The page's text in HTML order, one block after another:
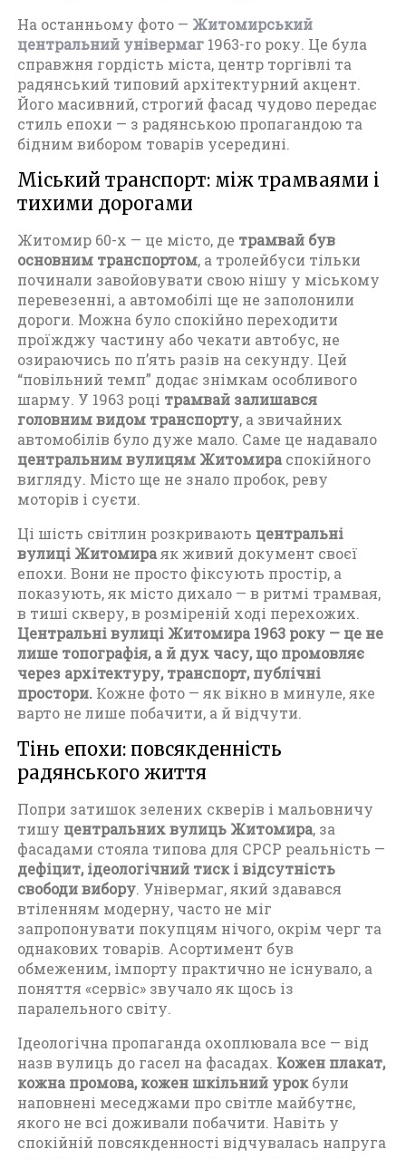
На останньому фото — Житомирський
центральний універмаг 1963-го року. Це була
справжня гордість міста, центр торгівлі та
радянський типовий архітектурний акцент.
Його масивний, строгий фасад чудово передає
стиль епохи — з радянською пропагандою та
бідним вибором товарів усередині.
Міський транспорт: між трамваями і
тихими дорогами
Житомир 60-х — це місто, де трамвай був
основним транспортом, а тролейбуси тільки
починали завойовувати свою нішу у міському
перевезенні, а автомобілі ще не заполонили
дороги. Можна було спокійно переходити
проїжджу частину або чекати автобус, не
озираючись по п’ять разів на секунду. Цей
“повільний темп” додає знімкам особливого
шарму. У 1963 році трамвай залишався
головним видом транспорту, а звичайних
автомобілів було дуже мало. Саме це надавало
центральним вулицям Житомира спокійного
вигляду. Місто ще не знало пробок, реву
моторів і суєти.
Ці шість світлин розкривають центральні
вулиці Житомираяк живий документ своєї
епохи. Вони не просто фіксують простір, а
показують, як місто дихало — в ритмі трамвая,
в тиші скверу, в розміреній ході перехожих.
Центральні вулиці Житомира 1963 року — це не
лише топографія, а й дух часу, що промовляє
через архітектуру, транспорт, публічні
простори. Кожне фото — як вікно в минуле, яке
варто не лише побачити, а й відчути.
Тінь епохи: повсякденність
радянського життя
Попри затишок зелених скверів і мальовничу
тишу центральних вулиць Житомира, за
фасадами стояла типова для СРСР реальність —
дефіцит, ідеологічний тиск і відсутність
свободи вибору. Універмаг, який здавався
втіленням модерну, часто не міг
запропонувати покупцям нічого, окрім черг та
однакових товарів. Асортимент був
обмеженим, імпорту практично не існувало, а
поняття «сервіс» звучало як щось із
паралельного світу.
Ідеологічна пропаганда охоплювала все — від
назв вулиць до гасел на фасадах. Кожен плакат,
кожна промова, кожен шкільний урокбули
наповнені меседжами про світле майбутнє,
якого не всі доживали побачити. Навіть у
спокійній повсякденності відчувалась напруга